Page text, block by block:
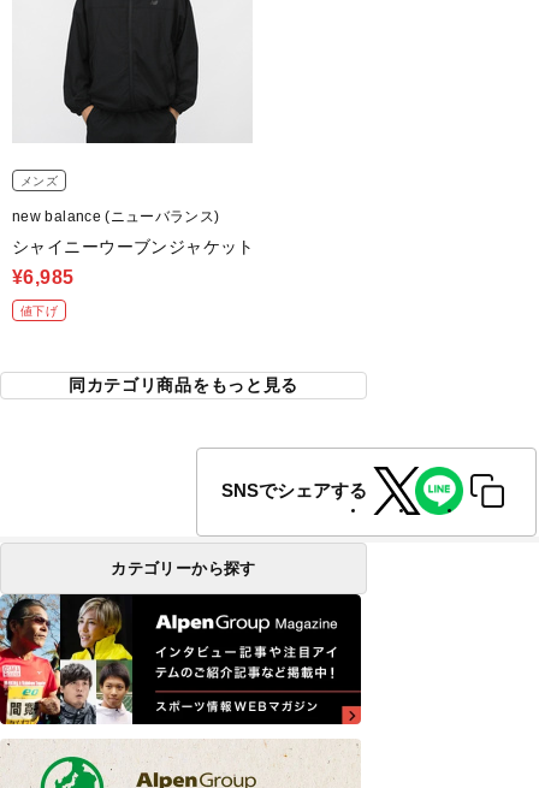
メンズ
new balance (ニューバランス)
シャイニーウーブンジャケット
¥6,985
値下げ
同カテゴリ商品をもっと見る
SNSでシェアする
カテゴリーから探す